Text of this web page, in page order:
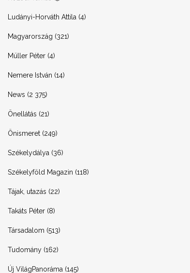
Ludányi-Horváth Attila (4)
Magyarország (321)
Müller Péter (4)
Nemere István (14)
News (2 375)
Önellátás (21)
Önismeret (249)
Székelydálya (36)
Székelyföld Magazin (118)
Tájak, utazás (22)
Takáts Péter (8)
Társadalom (513)
Tudomány (162)
Új VilágPanoráma (145)